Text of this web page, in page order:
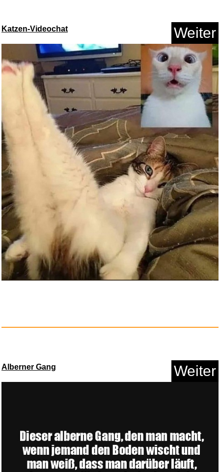
Cleopatra...
Unternehmen Petticoat -
Mediab...
Anzeige
Anzeige
Katzen-Videochat Weiter
Alberner Gang Weiter